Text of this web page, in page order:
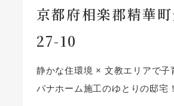
京都府相楽郡精華
27-10
静かな住環境 × 文教エリアで子
パナホーム施工のゆとりの邸宅！